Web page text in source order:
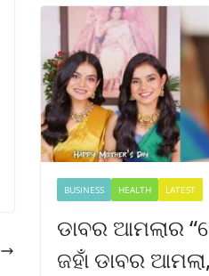
BUSINESS HEALTH LATEST
ଡାବର ଆମଲାର
ଜହାଁ ଡାବର